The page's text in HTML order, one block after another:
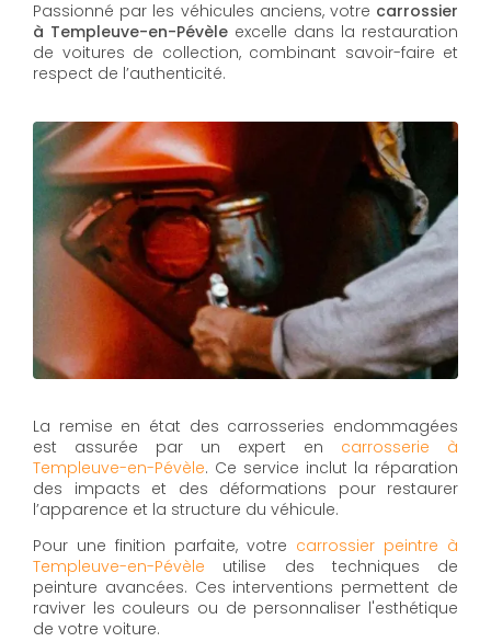
Passionné par les véhicules anciens, votre carrossier
à Templeuve-en-Pévèle excelle dans la restauration
de voitures de collection, combinant savoir-faire et
respect de l’authenticité.
La remise en état des carrosseries endommagées
est assurée par un expert en carrosserie à
Templeuve-en-Pévèle. Ce service inclut la réparation
des impacts et des déformations pour restaurer
l’apparence et la structure du véhicule.
Pour une finition parfaite, votre carrossier peintre à
Templeuve-en-Pévèle utilise des techniques de
peinture avancées. Ces interventions permettent de
raviver les couleurs ou de personnaliser l'esthétique
de votre voiture.